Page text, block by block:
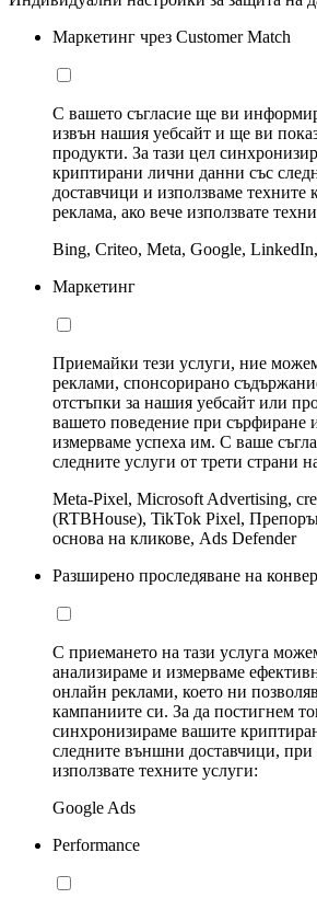
Маркетинг чрез Customer Match
С вашето съгласие ще ви
извън нашия уебсайт и ще ви
продукти. За тази цел
криптирани лични данни със
доставчици и използваме техните
реклама, ако вече използвате
Bing, Criteo, Meta, Google,
Маркетинг
Приемайки тези услуги, ние
реклами, спонсорирано
отстъпки за нашия уебсайт или
вашето поведение при сърфиране
измерваме успеха им. С ваше
следните услуги от трети страни
Meta-Pixel, Microsoft Advertising,
(RTBHouse), TikTok Pixel,
основа на кликове, Ads Defender
Разширено проследяване на
С приемането на тази услуга
анализираме и измерваме
онлайн реклами, което ни
кампаниите си. За да постигнем
синхронизираме вашите
следните външни доставчици, при
използвате техните услуги:
Google Ads
Performance